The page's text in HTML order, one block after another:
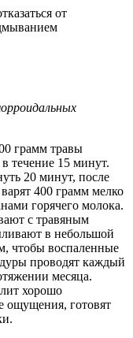
от
грамм травы
течение 15 минут.
20 минут, после
400 грамм мелко
горячего молока.
с травяным
в небольшой
чтобы воспаленные
проводят каждый
месяца.
хорошо
ощущения, готовят